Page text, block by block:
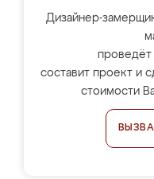
Дизайнер-
проведёт
составит проект и
стоимости